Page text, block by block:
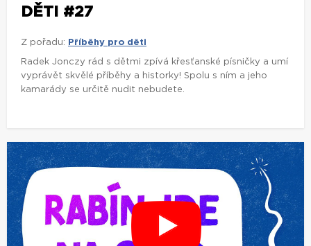
DĚTI #27
Z pořadu: Příběhy pro děti
Radek Jonczy rád s dětmi zpívá křesťanské písničky a umí
vyprávět skvělé příběhy a historky! Spolu s ním a jeho
kamarády se určitě nudit nebudete.